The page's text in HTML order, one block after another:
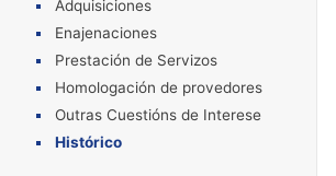
Adquisiciones
Enajenaciones
Prestación de Servizos
Homologación de provedores
Outras Cuestións de Interese
Histórico